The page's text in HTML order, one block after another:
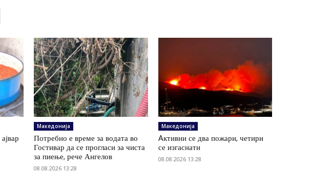
Македонија
Потребно е време за водата во
Гостивар да се прогласи за чиста
за пиење, рече Ангелов
08.08.2026 13:28
Македонија
Aктивни се два пожари, четири
се изгаснати
08.08.2026 13:28